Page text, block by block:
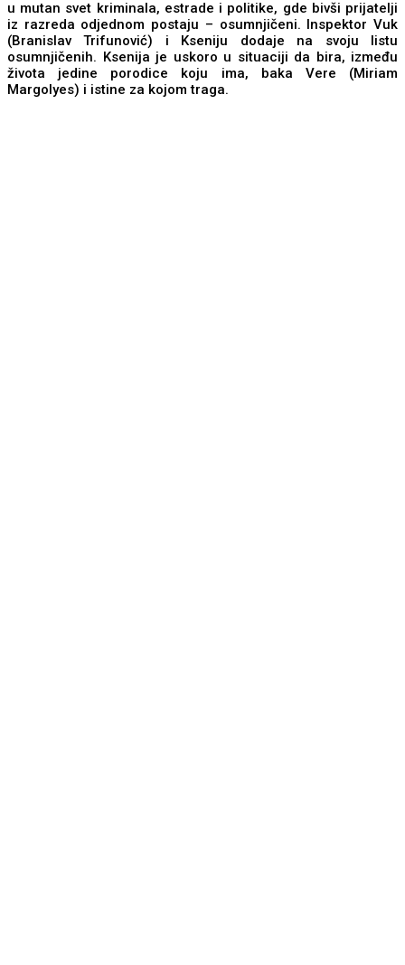
u mutan svet kriminala, estrade i politike, gde bivši prijatelji
iz razreda odjednom postaju – osumnjičeni. Inspektor Vuk
(Branislav Trifunović) i Kseniju dodaje na svoju listu
osumnjičenih. Ksenija je uskoro u situaciji da bira, između
života jedine porodice koju ima, baka Vere (Miriam
Margolyes) i istine za kojom traga.